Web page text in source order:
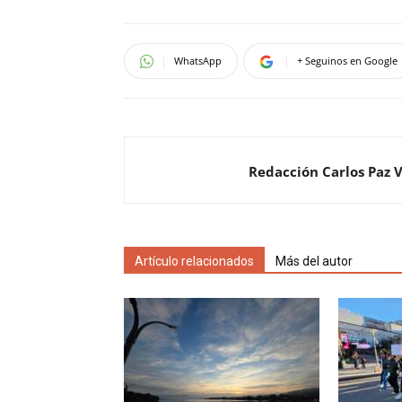
WhatsApp + Seguinos en Google
Redacción Carlos Paz
Artículo relacionados Más del autor